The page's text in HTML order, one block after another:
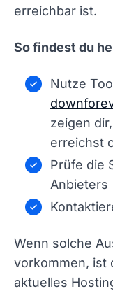
erreichbar ist.
So findest du
Nutze
zeigen
erreichst
Prüfe die
Anbieters
Wenn solche
vorkommen, ist
aktuelles